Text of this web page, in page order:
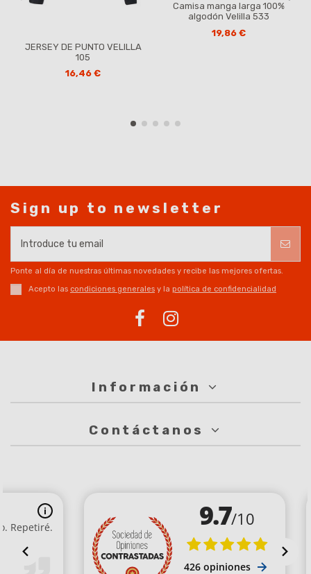
JERSEY DE PUNTO VELILLA
105
16,46 €
Camisa manga larga 100%
algodón Velilla 533
19,86 €
Sign up to newsletter
Ponte al día de nuestras últimas novedades y recibe las mejores ofertas.
Acepto las condiciones generales y la política de confidencialidad
Información
Contáctanos